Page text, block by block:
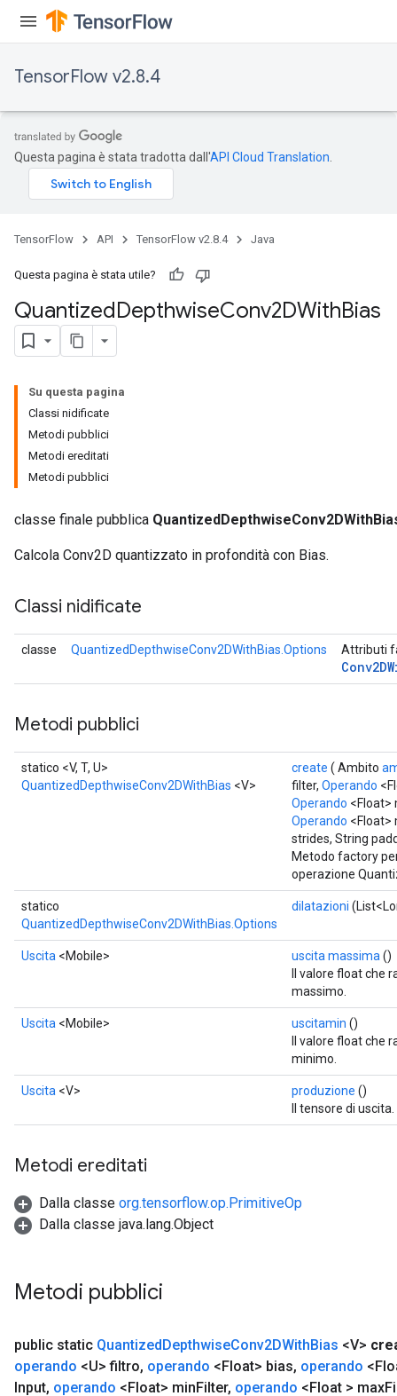
TensorFlow v2.8.4
Questa pagina è stata tradotta dall'API Cloud Translation
TensorFlow API TensorFlow v2.8.4 Java
Questa pagina è stata utile?
QuantizedDepthwiseConv2DWithBias
Su questa pagina
Classi nidificate
Metodi pubblici
Metodi ereditati
Metodi pubblici
classe finale pubblica
Calcola Conv2D quantizzato in profondità con Bias.
Classi nidificate
classe QuantizedDepthwiseConv2DWithBias.Options Attributi
Metodi pubblici
statico <V, T, U>
QuantizedDepthwiseConv2DWithBias <V>
create ( Ambito
filter, Operando
Operando <Float>
Operando <Float>
strides, String
Metodo factory
operazione
statico
QuantizedDepthwiseConv2DWithBias.Options
dilatazioni
Uscita <Mobile> uscita massima ()
Il valore float che
massimo.
Uscita <Mobile> uscitamin ()
Il valore float che
minimo.
Uscita <V> produzione ()
Il tensore di uscita.
Metodi ereditati
Dalla classe org.tensorflow.op.PrimitiveOp
Dalla classe java.lang.Object
Metodi pubblici
public static QuantizedDepthwiseConv2DWithBias <V>
operando <U> filtro, operando <Float> bias, operando
Input, operando <Float> minFilter, operando <Float > max